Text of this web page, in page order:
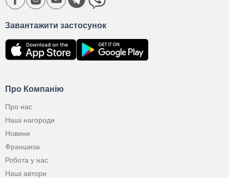
Про Компанію
Про нас
Наші нагороди
Новини
Франшиза
Робота у нас
Наші автори
Завантажити застосунок